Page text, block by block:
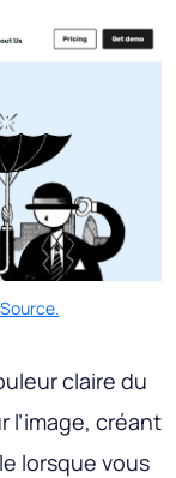
Source.
claire du
l’image, créant
lorsque vous